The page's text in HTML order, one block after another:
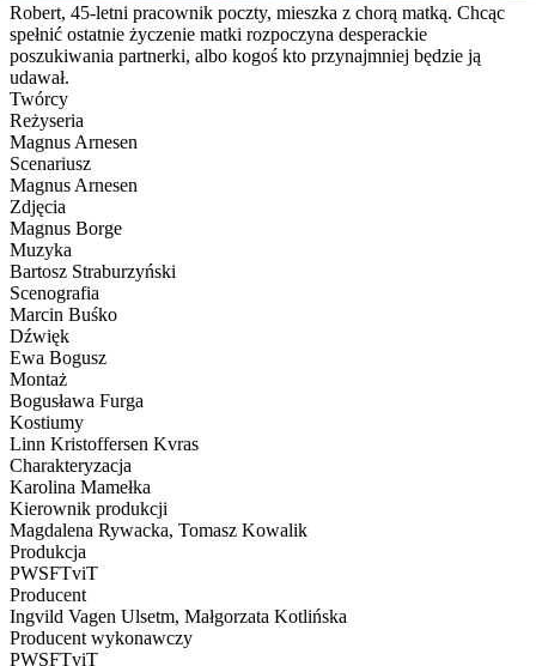
Robert, 45-letni pracownik poczty, mieszka z chorą matką. Chcąc
spełnić ostatnie życzenie matki rozpoczyna desperackie
poszukiwania partnerki, albo kogoś kto przynajmniej będzie ją
udawał.
Twórcy
Reżyseria
Magnus Arnesen
Scenariusz
Magnus Arnesen
Zdjęcia
Magnus Borge
Muzyka
Bartosz Straburzyński
Scenografia
Marcin Buśko
Dźwięk
Ewa Bogusz
Montaż
Bogusława Furga
Kostiumy
Linn Kristoffersen Kvras
Charakteryzacja
Karolina Mamełka
Kierownik produkcji
Magdalena Rywacka, Tomasz Kowalik
Produkcja
PWSFTviT
Producent
Ingvild Vagen Ulsetm, Małgorzata Kotlińska
Producent wykonawczy
PWSFTviT